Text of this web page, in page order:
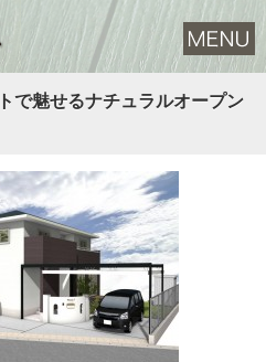
魅せるナチュラルオープン